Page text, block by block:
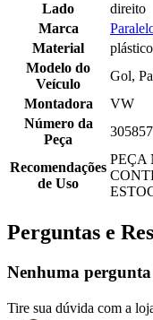
Lado
direito
Marca
Material
Modelo do
Veículo
Gol,
Montadora
VW
Número da
Peça
Recomendações
de Uso
PEÇA
Perguntas e
Nenhuma
Tire sua dúvida com a